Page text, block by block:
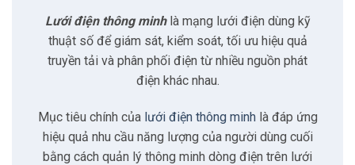
Giảm thiểu rủi ro mất điện
Loại bỏ lãng phí năng lượng
Lợi ích khi triển khai
Lưới điện thông minhlà mạng lưới điện dùng kỹ
thuật số để giám sát, kiểm soát, tối ưu hiệu quả
truyền tải và phân phối điện từ nhiều nguồn phát
điện khác nhau.
Mục tiêu chính của lưới điện thông minhlà đáp ứng
hiệu quả nhu cầu năng lượng của người dùng cuối
bằng cách quản lý thông minh dòng điện trên lưới